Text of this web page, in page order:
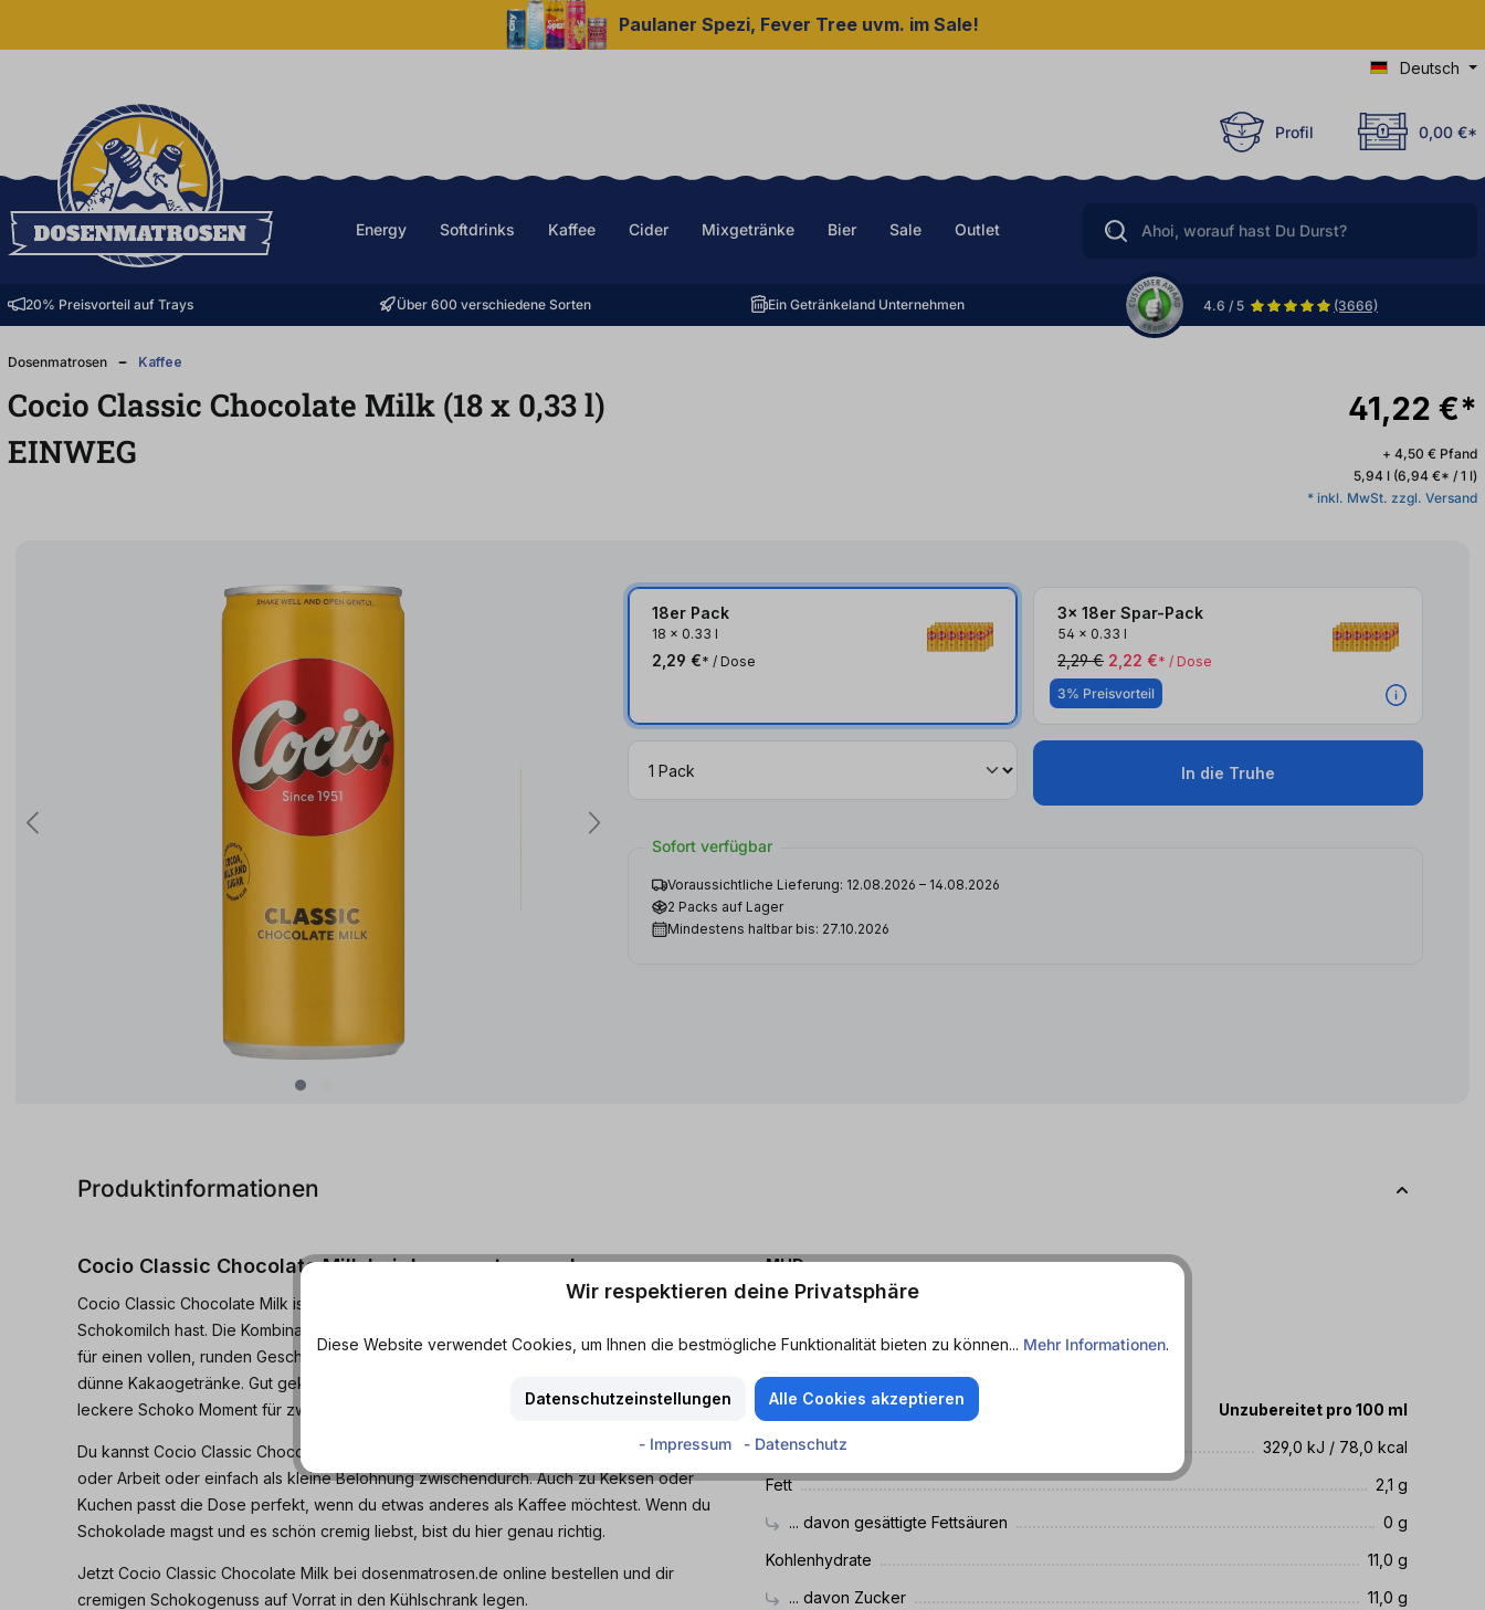
Paulaner Spezi, Fever Tree uvm. im Sale!
Deutsch
Profil 0,00 €*
Energy Softdrinks Kaffee Cider Mixgetränke Bier Sale Outlet
20% Preisvorteil auf Trays Über 600 verschiedene Sorten Ein Getränkeland Unternehmen 4.6 / 5 (3666)
Dosenmatrosen Kaffee
Cocio Classic Chocolate Milk (18x 0,33l)
EINWEG
41,22 €*
+ 4,50 € Pfand
5,94 l (6,94 €* / 1 l)
* inkl. MwSt. zzgl. Versand
18er Pack
18 x 0.33 l
2,29 €* / Dose
3x 18er Spar-Pack
54 x 0.33 l
2,29 € 2,22 €* / Dose
3% Preisvorteil
In die Truhe
Sofort verfügbar
Voraussichtliche Lieferung: 12.08.2026 – 14.08.2026
2 Packs auf Lager
Mindestens haltbar bis: 27.10.2026
Produktinformationen
Cocio Classic Chocolate Milk bei dosenmatrosen.de
Cocio Classic Chocolate Milk ist genau das Richtige, wenn du Lust auf richtig cremige
Schokomilch hast. Die Kombination aus Milch, Kakao und einer angenehmen Süße sorgt
für einen vollen, runden Geschmack, der eher an Trinkschokolade erinnert als an
dünne Kakaogetränke. Gut gekühlt aus der Dose ist Cocio Classic der schnelle und
leckere Schoko Moment für zwischendurch.
Du kannst Cocio Classic Chocolate Milk pur genießen, zum Frühstück, nach der Schule
oder Arbeit oder einfach als kleine Belohnung zwischendurch. Auch zu Keksen oder
Kuchen passt die Dose perfekt, wenn du etwas anderes als Kaffee möchtest. Wenn du
Schokolade magst und es schön cremig liebst, bist du hier genau richtig.
Jetzt Cocio Classic Chocolate Milk bei dosenmatrosen.de online bestellen und dir
cremigen Schokogenuss auf Vorrat in den Kühlschrank legen.
MHD
Nährwerte
Durchschnittliche Nährwerte
Unzubereitet pro 100 ml
Energie
329,0 kJ / 78,0 kcal
Fett
2,1 g
... davon gesättigte Fettsäuren
0 g
Kohlenhydrate
11,0 g
... davon Zucker
11,0 g
Wir respektieren deine Privatsphäre
Diese Website verwendet Cookies, um Ihnen die bestmögliche Funktionalität bieten zu können... Mehr Informationen.
Datenschutzeinstellungen Alle Cookies akzeptieren
- Impressum - Datenschutz